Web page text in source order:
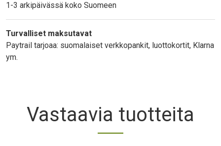
1-3 arkipäivässä koko Suomeen
Turvalliset maksutavat
Paytrail tarjoaa: suomalaiset verkkopankit, luottokortit, Klarna
ym.
Vastaavia tuotteita